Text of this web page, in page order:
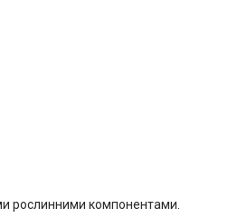
рослинними компонентами.